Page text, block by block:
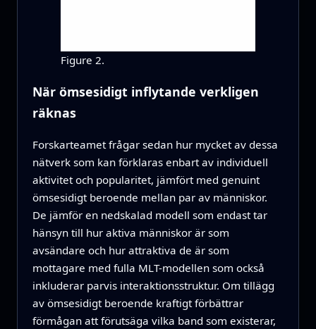
Figure 2.
När ömsesidigt inflytande verkligen
räknas
Forskarteamet frågar sedan hur mycket av dessa
nätverk som kan förklaras enbart av individuell
aktivitet och popularitet, jämfört med genuint
ömsesidigt beroende mellan par av människor.
De jämför en nedskalad modell som endast tar
hänsyn till hur aktiva människor är som
avsändare och hur attraktiva de är som
mottagare med fulla MLT-modellen som också
inkluderar parvis interaktionsstruktur. Om tillägg
av ömsesidigt beroende kraftigt förbättrar
förmågan att förutsäga vilka band som existerar,